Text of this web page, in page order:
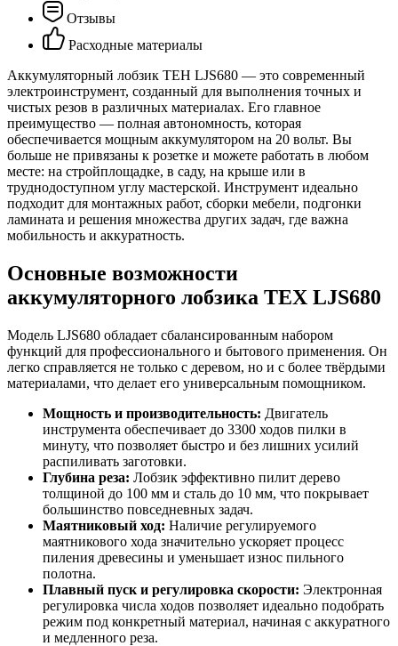
Отзывы
Расходные материалы
Аккумуляторный лобзик TEH LJS680 — это современный
электроинструмент, созданный для выполнения точных и
чистых резов в различных материалах. Его главное
преимущество — полная автономность, которая
обеспечивается мощным аккумулятором на 20 вольт. Вы
больше не привязаны к розетке и можете работать в любом
месте: на стройплощадке, в саду, на крыше или в
труднодоступном углу мастерской. Инструмент идеально
подходит для монтажных работ, сборки мебели, подгонки
ламината и решения множества других задач, где важна
мобильность и аккуратность.
Основные возможности
аккумуляторного лобзика ТЕХ LJS680
Модель LJS680 обладает сбалансированным набором
функций для профессионального и бытового применения. Он
легко справляется не только с деревом, но и с более твёрдыми
материалами, что делает его универсальным помощником.
Мощность и производительность: Двигатель
инструмента обеспечивает до 3300 ходов пилки в
минуту, что позволяет быстро и без лишних усилий
распиливать заготовки.
Глубина реза: Лобзик эффективно пилит дерево
толщиной до 100 мм и сталь до 10 мм, что покрывает
большинство повседневных задач.
Маятниковый ход: Наличие регулируемого
маятникового хода значительно ускоряет процесс
пиления древесины и уменьшает износ пильного
полотна.
Плавный пуск и регулировка скорости: Электронная
регулировка числа ходов позволяет идеально подобрать
режим под конкретный материал, начиная с аккуратного
и медленного реза.